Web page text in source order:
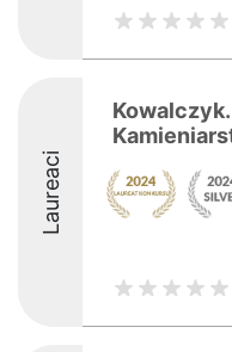
Laureaci